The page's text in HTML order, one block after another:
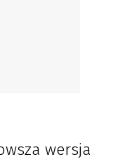
wersja